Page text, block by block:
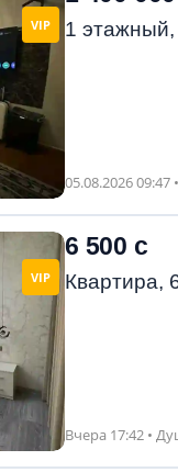
VIP 1
05.08.2026
VIP
6 500 с
Квартира,
Вчера 17:42 •